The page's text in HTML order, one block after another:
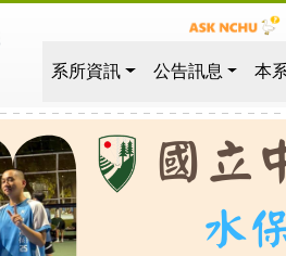
系所資訊 公告訊息 本